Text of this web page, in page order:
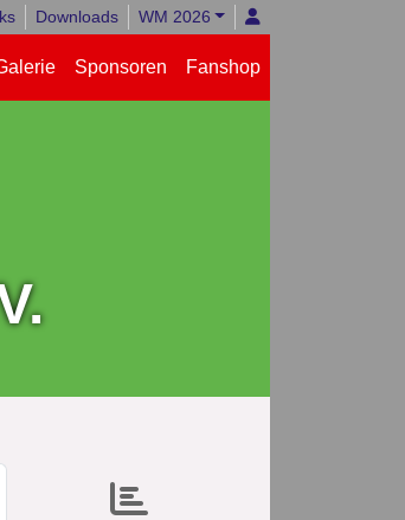
Downloads WM 2026
Sponsoren Fanshop